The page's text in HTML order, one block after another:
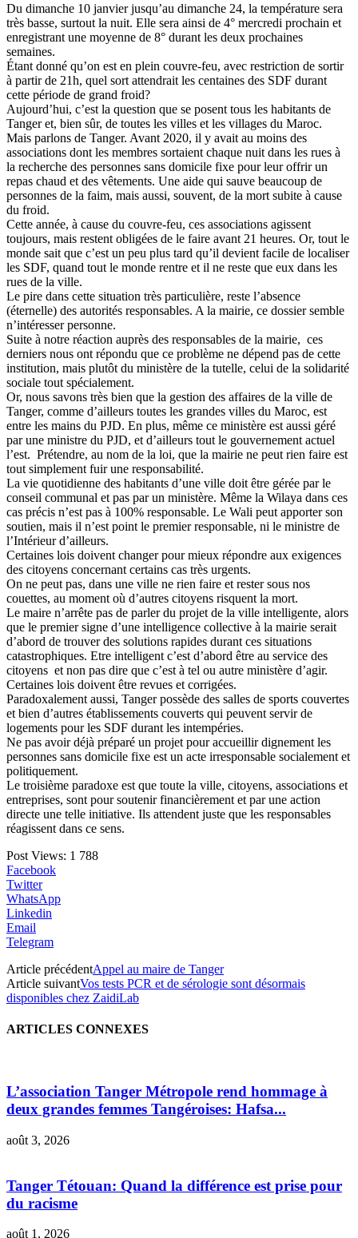
Du dimanche 10 janvier jusqu’au dimanche 24, la température sera
très basse, surtout la nuit. Elle sera ainsi de 4° mercredi prochain et
enregistrant une moyenne de 8° durant les deux prochaines
semaines.
Étant donné qu’on est en plein couvre-feu, avec restriction de sortir
à partir de 21h, quel sort attendrait les centaines des SDF durant
cette période de grand froid?
Aujourd’hui, c’est la question que se posent tous les habitants de
Tanger et, bien sûr, de toutes les villes et les villages du Maroc.
Mais parlons de Tanger. Avant 2020, il y avait au moins des
associations dont les membres sortaient chaque nuit dans les rues à
la recherche des personnes sans domicile fixe pour leur offrir un
repas chaud et des vêtements. Une aide qui sauve beaucoup de
personnes de la faim, mais aussi, souvent, de la mort subite à cause
du froid.
Cette année, à cause du couvre-feu, ces associations agissent
toujours, mais restent obligées de le faire avant 21 heures. Or, tout le
monde sait que c’est un peu plus tard qu’il devient facile de localiser
les SDF, quand tout le monde rentre et il ne reste que eux dans les
rues de la ville.
Le pire dans cette situation très particulière, reste l’absence
(éternelle) des autorités responsables. A la mairie, ce dossier semble
n’intéresser personne.
Suite à notre réaction auprès des responsables de la mairie, ces
derniers nous ont répondu que ce problème ne dépend pas de cette
institution, mais plutôt du ministère de la tutelle, celui de la solidarité
sociale tout spécialement.
Or, nous savons très bien que la gestion des affaires de la ville de
Tanger, comme d’ailleurs toutes les grandes villes du Maroc, est
entre les mains du PJD. En plus, même ce ministère est aussi géré
par une ministre du PJD, et d’ailleurs tout le gouvernement actuel
l’est. Prétendre, au nom de la loi, que la mairie ne peut rien faire est
tout simplement fuir une responsabilité.
La vie quotidienne des habitants d’une ville doit être gérée par le
conseil communal et pas par un ministère. Même la Wilaya dans ces
cas précis n’est pas à 100% responsable. Le Wali peut apporter son
soutien, mais il n’est point le premier responsable, ni le ministre de
l’Intérieur d’ailleurs.
Certaines lois doivent changer pour mieux répondre aux exigences
des citoyens concernant certains cas très urgents.
On ne peut pas, dans une ville ne rien faire et rester sous nos
couettes, au moment où d’autres citoyens risquent la mort.
Le maire n’arrête pas de parler du projet de la ville intelligente, alors
que le premier signe d’une intelligence collective à la mairie serait
d’abord de trouver des solutions rapides durant ces situations
catastrophiques. Etre intelligent c’est d’abord être au service des
citoyens et non pas dire que c’est à tel ou autre ministère d’agir.
Certaines lois doivent être revues et corrigées.
Paradoxalement aussi, Tanger possède des salles de sports couvertes
et bien d’autres établissements couverts qui peuvent servir de
logements pour les SDF durant les intempéries.
Ne pas avoir déjà préparé un projet pour accueillir dignement les
personnes sans domicile fixe est un acte irresponsable socialement et
politiquement.
Le troisième paradoxe est que toute la ville, citoyens, associations et
entreprises, sont pour soutenir financièrement et par une action
directe une telle initiative. Ils attendent juste que les responsables
réagissent dans ce sens.
Post Views: 1 788
Facebook
Twitter
WhatsApp
Linkedin
Email
Telegram
Article précédentAppel au maire de Tanger
Article suivantVos tests PCR et de sérologie sont désormais
disponibles chez ZaidiLab
ARTICLES CONNEXES
L’association Tanger Métropole rend hommage à
deux grandes femmes Tangéroises: Hafsa...
août 3, 2026
Tanger Tétouan: Quand la différence est prise pour
du racisme
août 1, 2026